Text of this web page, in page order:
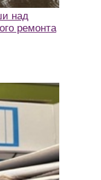
над
ремонта